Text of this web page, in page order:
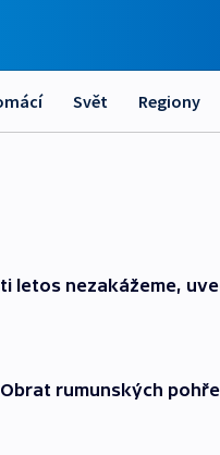
Svět Regiony
letos nezakážeme,
rumunských